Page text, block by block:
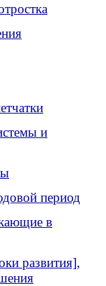
и
период
в
развития],